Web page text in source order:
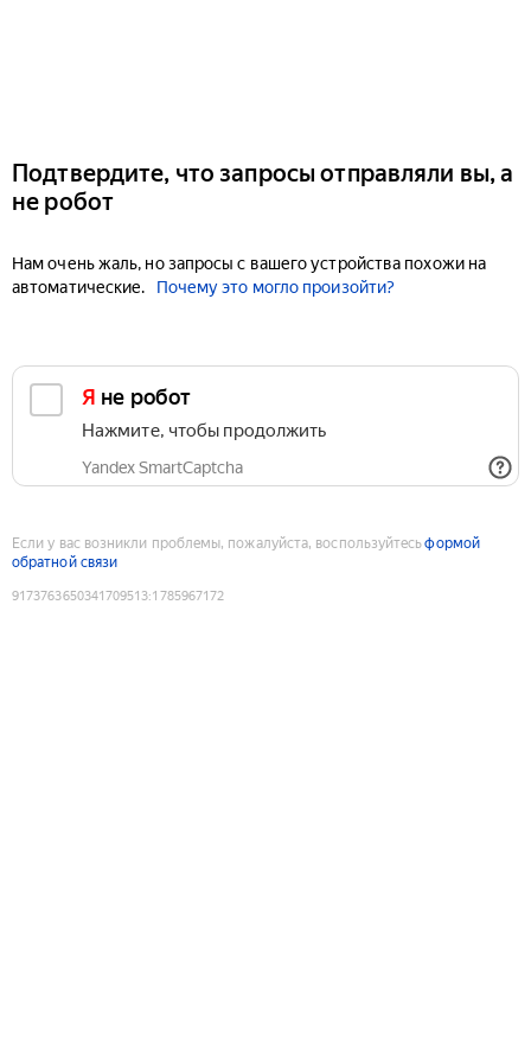
Подтвердите, что запросы отправляли вы, а
не робот
Нам очень жаль, но запросы с вашего устройства похожи на
автоматические.
Почему это могло произойти?
Я не робот
Нажмите, чтобы продолжить
Yandex SmartCaptcha
Если у вас возникли проблемы, пожалуйста, воспользуйтесьформой
обратной связи
9173763650341709513:1785967172